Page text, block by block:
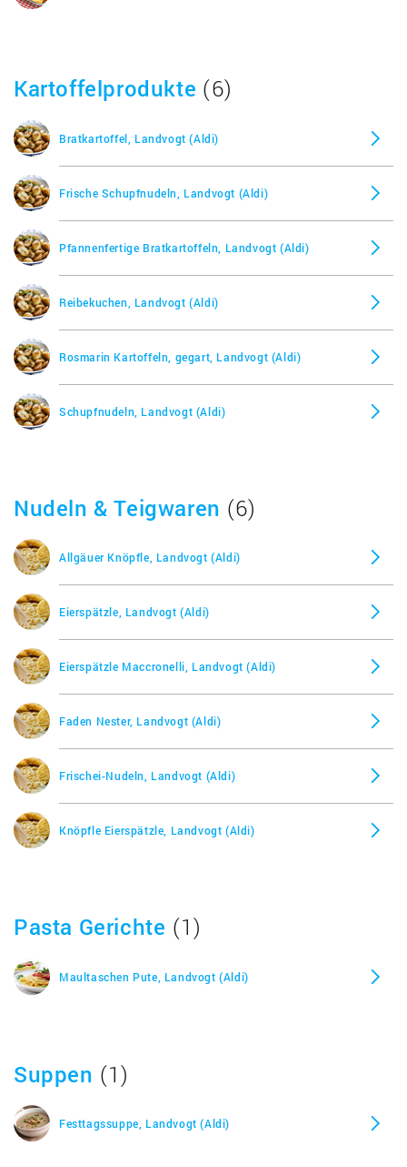
Kartoffelprodukte (6)
Bratkartoffel, Landvogt (Aldi)
Frische Schupfnudeln, Landvogt (Aldi)
Pfannenfertige Bratkartoffeln, Landvogt (Aldi)
Reibekuchen, Landvogt (Aldi)
Rosmarin Kartoffeln, gegart, Landvogt (Aldi)
Schupfnudeln, Landvogt (Aldi)
Nudeln & Teigwaren (6)
Allgäuer Knöpfle, Landvogt (Aldi)
Eierspätzle, Landvogt (Aldi)
Eierspätzle Maccronelli, Landvogt (Aldi)
Faden Nester, Landvogt (Aldi)
Frischei-Nudeln, Landvogt (Aldi)
Knöpfle Eierspätzle, Landvogt (Aldi)
Pasta Gerichte (1)
Maultaschen Pute, Landvogt (Aldi)
Suppen (1)
Festtagssuppe, Landvogt (Aldi)